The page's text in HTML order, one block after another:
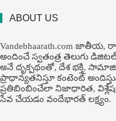
ABOUT US
Vandebhaarath.com జాతీయ,
అందించే స్వతంత్ర తెలుగు
అనే దృక్పథంతో, దేశ భక్తి,
ప్రాధాన్యతనిస్తూ కంటెంట్
ప్రతిబింబించేలా నిజాధారిత,
సేవ చేయడం వందేభార‌త్ ల‌క్ష్యం.